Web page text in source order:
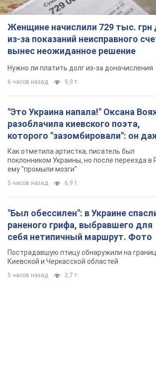
Женщине начислили 729 тыс. грн
из-за показаний неисправного
вынес неожиданное решение
Нужно ли платить долг из-за доначисления
6 часов назад 9,9 т.
"Это Украина напала!" Оксана
разоблачила киевского поэта,
которого "зазомбировали": он
русского не знал, а теперь хочет
геноцида украинцев
Как отметила артистка, писатель был
поклонником Украины, но после переезда в
ему "промыли мозги"
5 часов назад 6,9 т.
"Был обессилен": в Украине
раненого грифа, выбравшего для
себя нетипичный маршрут. Фото
Пострадавшую птицу обнаружили на
Киевской и Черкасской областей
5 часов назад 2,7 т.